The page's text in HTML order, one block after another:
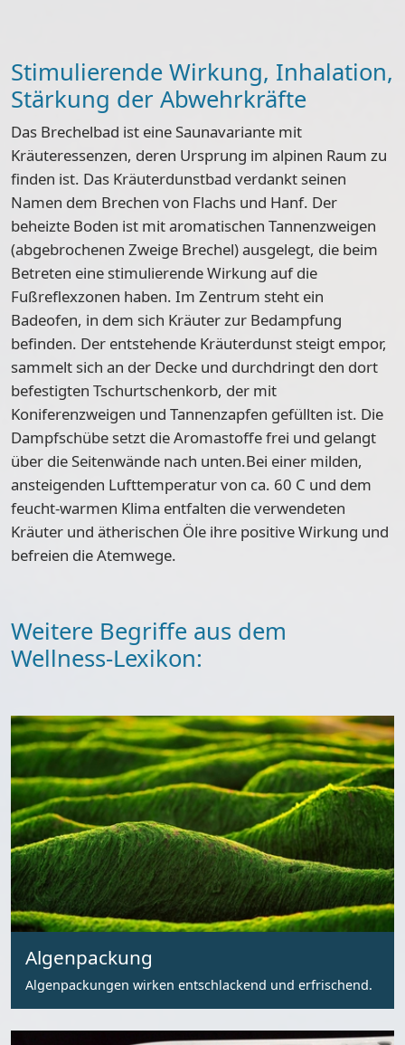
Stimulierende Wirkung, Inhalation,
Stärkung der Abwehrkräfte
Das Brechelbad ist eine Saunavariante mit
Kräuteressenzen, deren Ursprung im alpinen Raum zu
finden ist. Das Kräuterdunstbad verdankt seinen
Namen dem Brechen von Flachs und Hanf. Der
beheizte Boden ist mit aromatischen Tannenzweigen
(abgebrochenen Zweige Brechel) ausgelegt, die beim
Betreten eine stimulierende Wirkung auf die
Fußreflexzonen haben. Im Zentrum steht ein
Badeofen, in dem sich Kräuter zur Bedampfung
befinden. Der entstehende Kräuterdunst steigt empor,
sammelt sich an der Decke und durchdringt den dort
befestigten Tschurtschenkorb, der mit
Koniferenzweigen und Tannenzapfen gefüllten ist. Die
Dampfschübe setzt die Aromastoffe frei und gelangt
über die Seitenwände nach unten.Bei einer milden,
ansteigenden Lufttemperatur von ca. 60 C und dem
feucht-warmen Klima entfalten die verwendeten
Kräuter und ätherischen Öle ihre positive Wirkung und
befreien die Atemwege.
Weitere Begriffe aus dem
Wellness-Lexikon:
Algenpackung
Algenpackungen wirken entschlackend und erfrischend.